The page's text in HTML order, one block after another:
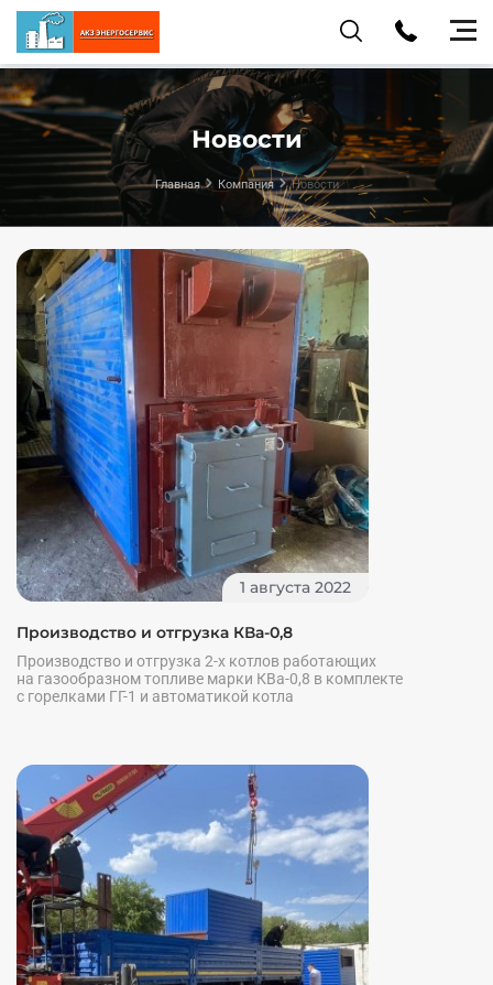
Новости
Главная Компания Новости
1 августа 2022
Производство и отгрузка КВа-0,8
Производство и отгрузка 2-х котлов работающих
на газообразном топливе марки КВа-0,8 в комплекте
с горелками ГГ-1 и автоматикой котла